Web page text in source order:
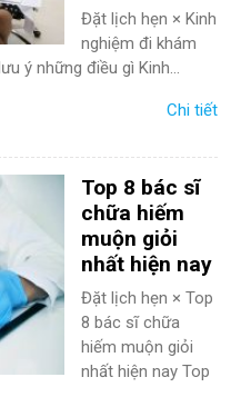
Đặt lịch hẹn × Kinh
nghiệm đi khám
ý những điều gì Kinh...
Chi tiết
Top 8 bác sĩ
chữa hiếm
muộn giỏi
nhất hiện nay
Đặt lịch hẹn × Top
8 bác sĩ chữa
hiếm muộn giỏi
nhất hiện nay Top